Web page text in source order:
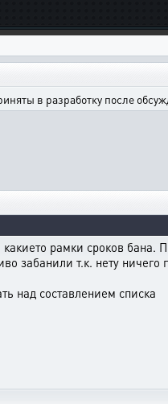
в разработку после
рамки сроков бана.
забанили т.к. нету ничего
над составлением списка